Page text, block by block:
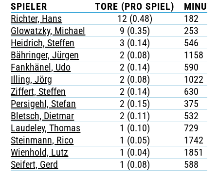
SPIELER TORE (PRO SPIEL)
Richter, Hans
12 (0.48)
182
Glowatzky, Michael
9 (0.35)
253
Heidrich, Steffen
3 (0.14)
546
Bähringer, Jürgen
2 (0.08)
1158
Fankhänel, Udo
2 (0.14)
590
Illing, Jörg
2 (0.08)
1022
Ziffert, Steffen
2 (0.14)
630
Persigehl, Stefan
2 (0.15)
375
Bletsch, Dietmar
2 (0.11)
532
Laudeley, Thomas
1 (0.10)
729
Steinmann, Rico
1 (0.05)
1742
Wienhold, Lutz
1 (0.04)
1851
Seifert, Gerd
1 (0.08) 588